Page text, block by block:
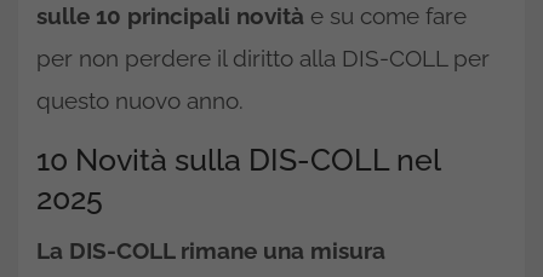
sulle 10 principali novità e su come fare
per non perdere il diritto alla DIS-COLL per
questo nuovo anno.
10 Novità sulla DIS-COLL nel
2025
La DIS-COLL rimane una misura